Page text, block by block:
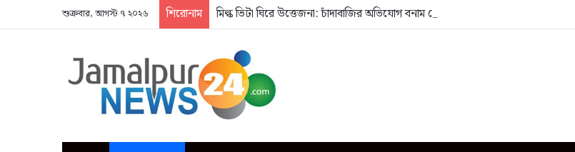
শুক্রবার, আগস্ট ৭ ২০২৬ শিরোনাম মিল্ক ভিটা ঘিরে উত্তেজনা: চাঁদাবাজির অভিযোগ বনাম ভেজাল দুধের জিডি